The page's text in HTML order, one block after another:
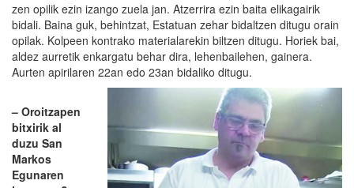
zen opilik ezin izango zuela jan. Atzerrira ezin baita elikagairik
bidali. Baina guk, behintzat, Estatuan zehar bidaltzen ditugu orain
opilak. Kolpeen kontrako materialarekin biltzen ditugu. Horiek bai,
aldez aurretik enkargatu behar dira, lehenbailehen, gainera.
Aurten apirilaren 22an edo 23an bidaliko ditugu.
– Oroitzapen
bitxirik al
duzu San
Markos
Egunaren